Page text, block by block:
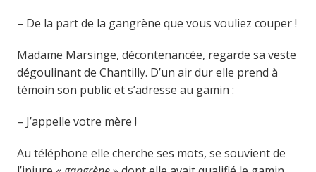
– De la part de la gangrène que vous vouliez couper !
Madame Marsinge, décontenancée, regarde sa veste
dégoulinant de Chantilly. D’un air dur elle prend à
témoin son public et s’adresse au gamin :
– J’appelle votre mère !
Au téléphone elle cherche ses mots, se souvient de